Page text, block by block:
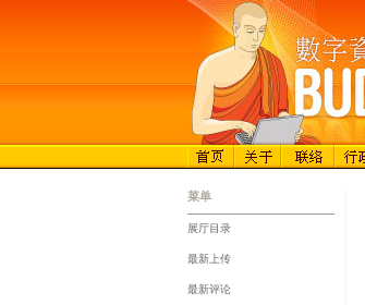
菜单
展厅目录
最新上传
最新评论